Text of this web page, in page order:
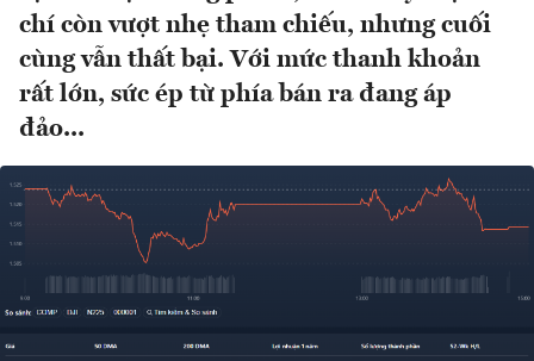
chí còn vượt nhẹ tham chiếu, nhưng cuối
cùng vẫn thất bại. Với mức thanh khoản
rất lớn, sức ép từ phía bán ra đang áp
đảo...